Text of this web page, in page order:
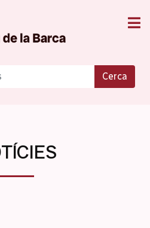
Cerca